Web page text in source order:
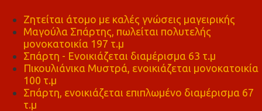
Ζητείται άτομο με καλές γνώσεις μαγειρικής
Μαγούλα Σπάρτης, πωλείται πολυτελής
μονοκατοικία 197 τ.μ
Σπάρτη - Ενοικιάζεται διαμέρισμα 63 τ.μ
Πικουλιάνικα Μυστρά, ενοικιάζεται μονοκατοικία
100 τ.μ
Σπάρτη, ενοικιάζεται επιπλωμένο διαμέρισμα 67
τ.μ